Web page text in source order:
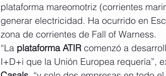
plataforma mareomotriz (corrientes
generar electricidad. Ha ocurrido en
zona de corrientes de Fall of Warness.
“La plataforma ATIR comenzó a
I+D+i que la Unión Europea requería”,